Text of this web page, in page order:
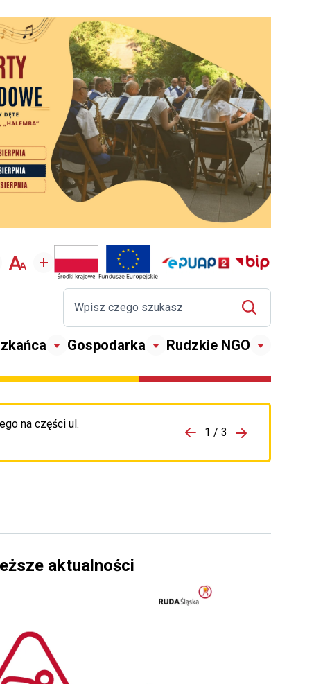
Gospodarka Rudzkie NGO
na części ul.
do porzpedniego komunikatu 1 / 3
Przejdź do
aktualności